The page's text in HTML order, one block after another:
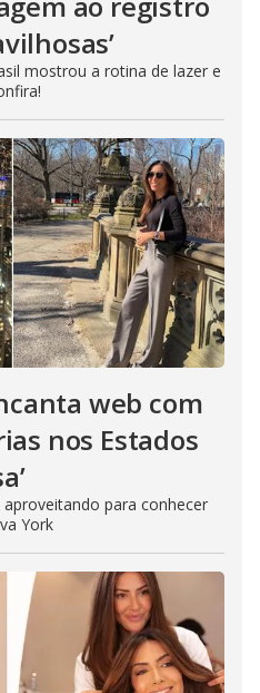
mostrou a rotina de lazer e
web com
nos Estados
para conhecer
York